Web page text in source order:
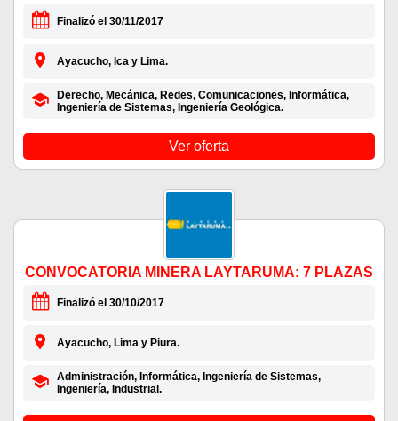
Finalizó el 30/11/2017
Ayacucho, Ica y Lima.
Derecho, Mecánica, Redes, Comunicaciones, Informática,
Ingeniería de Sistemas, Ingeniería Geológica.
Ver oferta
CONVOCATORIA MINERA LAYTARUMA: 7 PLAZAS
Finalizó el 30/10/2017
Ayacucho, Lima y Piura.
Administración, Informática, Ingeniería de Sistemas,
Ingeniería, Industrial.